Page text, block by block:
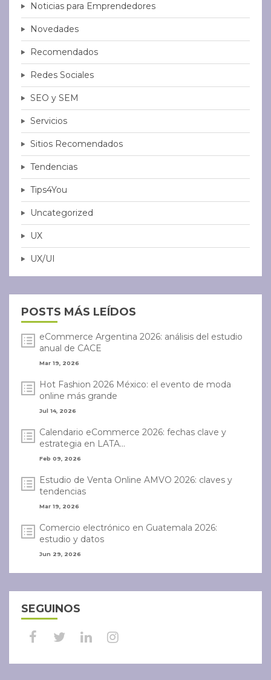
Noticias para Emprendedores
Novedades
Recomendados
Redes Sociales
SEO y SEM
Servicios
Sitios Recomendados
Tendencias
Tips4You
Uncategorized
UX
UX/UI
POSTS MÁS LEÍDOS
eCommerce Argentina 2026: análisis del estudio
anual de CACE
Mar 19, 2026
Hot Fashion 2026 México: el evento de moda
online más grande
Jul 14, 2026
Calendario eCommerce 2026: fechas clave y
estrategia en LATA...
Feb 09, 2026
Estudio de Venta Online AMVO 2026: claves y
tendencias
Mar 19, 2026
Comercio electrónico en Guatemala 2026:
estudio y datos
Jun 29, 2026
SEGUINOS